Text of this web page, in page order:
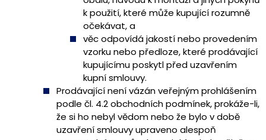
k použití, které může kupující rozumně
očekávat, a
věc odpovídá jakostí nebo provedením
vzorku nebo předloze, které prodávající
kupujícímu poskytl před uzavřením
kupní smlouvy.
Prodávající není vázán veřejným prohlášením
podle čl. 4.2 obchodních podmínek, prokáže-li,
že si ho nebyl vědom nebo že bylo v době
uzavření smlouvy upraveno alespoň